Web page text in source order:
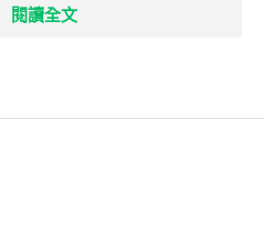
閱讀全文